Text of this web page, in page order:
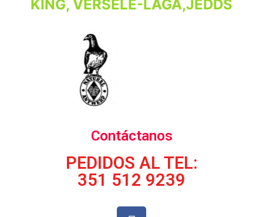
KING, VERSELE-LAGA,JEDDS
Contáctanos
PEDIDOS AL TEL:
351 512 9239